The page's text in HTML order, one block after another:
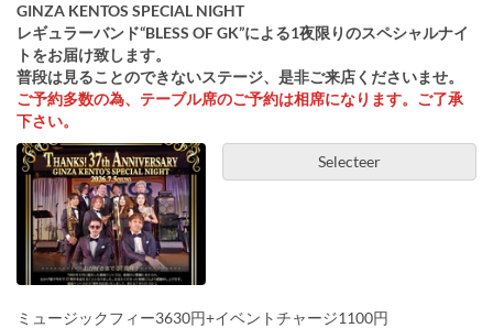
GINZA KENTOS SPECIAL NIGHT
レギュラーバンド“BLESS OF GK”による1夜限りのスペシャルナイ
トをお届け致します。
普段は見ることのできないステージ、是非ご来店くださいませ。
ご予約多数の為、テーブル席のご予約は相席になります。ご了承
下さい。
Selecteer
ミュージックフィー3630円+イベントチャージ1100円